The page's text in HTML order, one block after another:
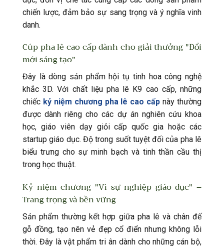
chiến lược, đảm bảo sự sang trọng và ý nghĩa vinh
danh.
Cúp pha lê cao cấp dành cho giải thưởng "Đổi
mới sáng tạo"
Đây là dòng sản phẩm hội tụ tinh hoa công nghệ
khắc 3D. Với chất liệu pha lê K9 cao cấp, những
chiếc kỷ niệm chương pha lê cao cấp này thường
được dành riêng cho các dự án nghiên cứu khoa
học, giáo viên dạy giỏi cấp quốc gia hoặc các
startup giáo dục. Độ trong suốt tuyệt đối của pha lê
biểu trưng cho sự minh bạch và tinh thần cầu thị
trong học thuật.
Kỷ niệm chương "Vì sự nghiệp giáo dục" –
Trang trọng và bền vững
Sản phẩm thường kết hợp giữa pha lê và chân đế
gỗ đồng, tạo nên vẻ đẹp cổ điển nhưng không lỗi
thời. Đây là vật phẩm tri ân dành cho những cán bộ,